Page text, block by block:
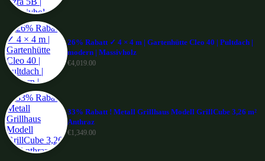
26% Rabatt ✓ 4 × 4 m | Gartenhütte Cleo 40 | Pultdach |
modern | Massivholz
€4,019.00
33% Rabatt ! Metall Grillhaus Modell GrillCube 3,26 m²
Anthraz
€1,349.00